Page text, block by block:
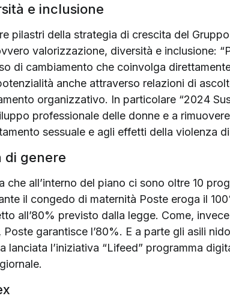
e inclusione
pilastri della strategia di crescita del
valorizzazione, diversità e inclusione:
di cambiamento che coinvolga
anche attraverso relazioni di
organizzativo. In particolare “2024
professionale delle donne e a
sessuale e agli effetti della violenza di
di genere
all’interno del piano ci sono oltre 10
il congedo di maternità Poste eroga il
all’80% previsto dalla legge. Come,
garantisce l’80%. E a parte gli asili
lanciata l’iniziativa “Lifeed” programma